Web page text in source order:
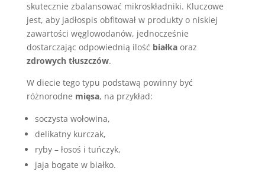
skutecznie zbalansować mikroskładniki. Kluczowe
jest, aby jadłospis obfitował w produkty o niskiej
zawartości węglowodanów, jednocześnie
dostarczając odpowiednią ilość białkaoraz
zdrowych tłuszczów.
W diecie tego typu podstawą powinny być
różnorodne mięsa, na przykład:
soczysta wołowina,
delikatny kurczak,
ryby – łosoś i tuńczyk,
jaja bogate w białko.